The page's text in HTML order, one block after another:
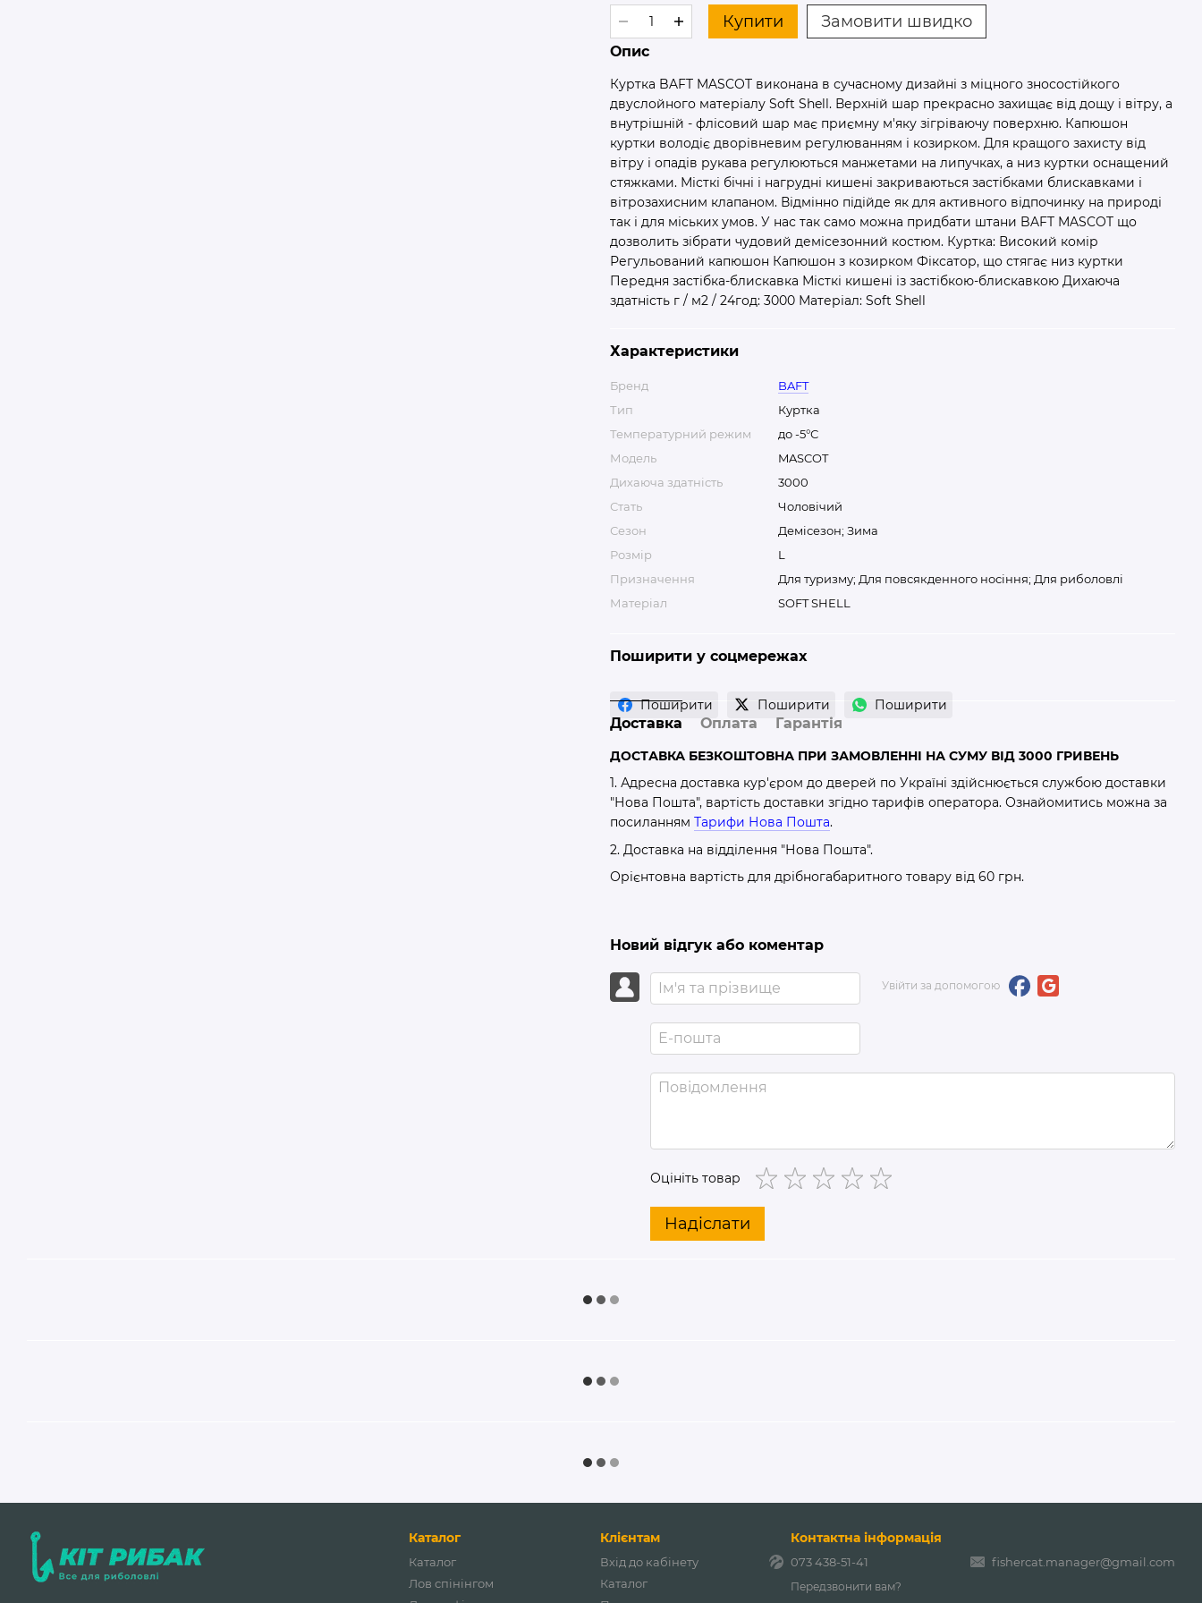
Купити Замовити швидко
Опис
Куртка BAFT MASCOT виконана в сучасному дизайні з міцного зносостійкого
двуслойного матеріалу Soft Shell. Верхній шар прекрасно захищає від дощу і вітру, а
внутрішній - флісовий шар має приємну м'яку зігріваючу поверхню. Капюшон
куртки володіє дворівневим регулюванням і козирком. Для кращого захисту від
вітру і опадів рукава регулюються манжетами на липучках, а низ куртки оснащений
стяжками. Місткі бічні і нагрудні кишені закриваються застібками блискавками і
вітрозахисним клапаном. Відмінно підійде як для активного відпочинку на природі
так і для міських умов. У нас так само можна придбати штани BAFT MASCOT що
дозволить зібрати чудовий демісезонний костюм. Куртка: Високий комір
Регульований капюшон Капюшон з козирком Фіксатор, що стягає низ куртки
Передня застібка-блискавка Місткі кишені із застібкою-блискавкою Дихаюча
здатність г / м2 / 24год: 3000 Матеріал: Soft Shell
Характеристики
Бренд
BAFT
Тип
Куртка
Температурний режим
до -5°С
Модель
MASCOT
Дихаюча здатність
3000
Стать
Чоловічий
Сезон
Демісезон; Зима
Розмір
L
Призначення
Для туризму; Для повсякденного носіння; Для риболовлі
Матеріал
SOFT SHELL
Поширити у соцмережах
Поширити Поширити Поширити
Доставка Оплата Гарантія
ДОСТАВКА БЕЗКОШТОВНА ПРИ ЗАМОВЛЕННІ НА СУМУ ВІД 3000 ГРИВЕНЬ
1. Адресна доставка кур'єром до дверей по Україні здійснюється службою доставки
"Нова Пошта", вартість доставки згідно тарифів оператора. Ознайомитись можна за
посиланням Тарифи Нова Пошта.
2. Доставка на відділення "Нова Пошта".
Орієнтовна вартість для дрібногабаритного товару від 60 грн.
Новий відгук або коментар
Увійти за допомогою
Оцініть товар
Надіслати
Каталог
Каталог
Лов спінінгом
Клієнтам
Вхід до кабінету
Каталог
Контактна інформація
073 438-51-41
Передзвонити вам?
fishercat.manager@gmail.com